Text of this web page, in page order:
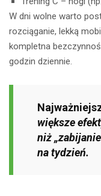
W dni wolne warto
rozciąganie, lekką
kompletna
godzin dziennie.
większe
niż
na tydzień.